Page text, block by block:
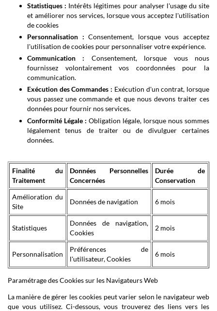
Statistiques : Intérêts légitimes pour analyser l'usage du site
et améliorer nos services, lorsque vous acceptez l'utilisation
de cookies
Personnalisation : Consentement, lorsque vous acceptez
l'utilisation de cookies pour personnaliser votre expérience.
Communication : Consentement, lorsque vous nous
fournissez volontairement vos coordonnées pour la
communication.
Exécution des Commandes : Exécution d'un contrat, lorsque
vous passez une commande et que nous devons traiter ces
données pour fournir nos services.
Conformité Légale : Obligation légale, lorsque nous sommes
légalement tenus de traiter ou de divulguer certaines
données.
Finalité du
Traitement
Données Personnelles
Concernées
Durée de
Conservation
Amélioration du
Site
Données de navigation 6 mois
Statistiques
Données de navigation,
Cookies
2 mois
Personnalisation
Préférences de
l'utilisateur, Cookies
6 mois
Paramétrage des Cookies sur les Navigateurs Web
La manière de gérer les cookies peut varier selon le navigateur web
que vous utilisez. Ci-dessous, vous trouverez des liens vers les